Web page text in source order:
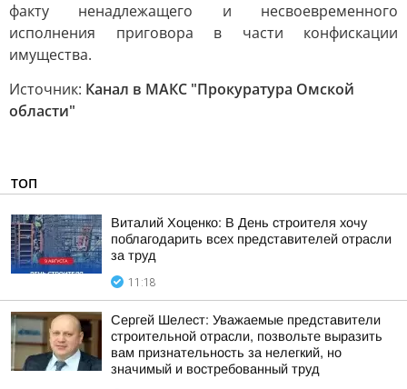
факту ненадлежащего и несвоевременного
исполнения приговора в части конфискации
имущества.
Источник: Канал в МАКС "Прокуратура Омской
области"
ТОП
Виталий Хоценко: В День строителя хочу
поблагодарить всех представителей отрасли
за труд
11:18
Сергей Шелест: Уважаемые представители
строительной отрасли, позвольте выразить
вам признательность за нелегкий, но
значимый и востребованный труд